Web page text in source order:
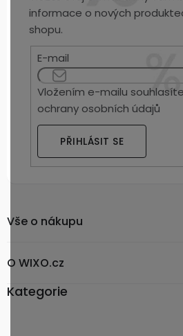
informace o nových
shopu.
E-mail
Vložením e-mailu
ochrany osobních údajů
PŘIHLÁSIT SE
Vše o nákupu
O WIXO.cz
Kategorie